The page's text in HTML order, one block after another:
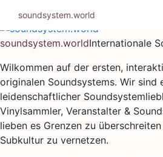
Inhalt
springen
soundsystem.worldInternationale
Wilkommen auf der ersten,
originalen Soundsystems. Wir sind
leidenschaftlicher
Vinylsammler, Veranstalter &
lieben es Grenzen zu
Subkultur zu vernetzen.
soundsystem.world